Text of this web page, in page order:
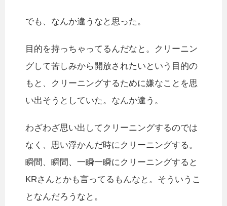
でも、なんか違うなと思った。
目的を持っちゃってるんだなと。クリーニン
グして苦しみから開放されたいという目的の
もと、クリーニングするために嫌なことを思
い出そうとしていた。なんか違う。
わざわざ思い出してクリーニングするのでは
なく、思い浮かんだ時にクリーニングする。
瞬間、瞬間、一瞬一瞬にクリーニングすると
KRさんとかも言ってるもんなと。そういうこ
となんだろうなと。